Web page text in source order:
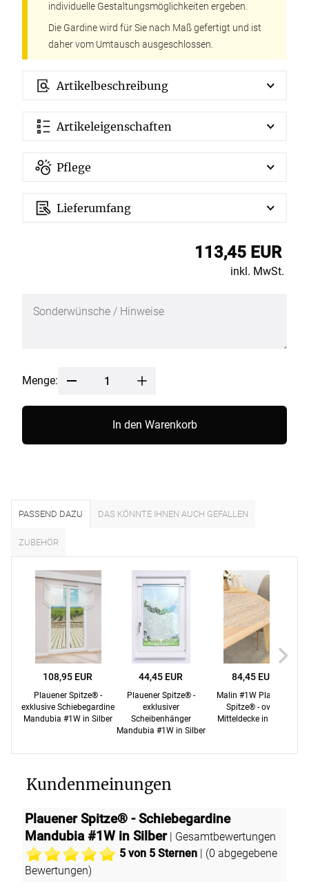
individuelle Gestaltungsmöglichkeiten ergeben.
Die Gardine wird für Sie nach Maß gefertigt und ist
daher vom Umtausch ausgeschlossen.
Artikelbeschreibung
Artikeleigenschaften
Pflege
Lieferumfang
113,45 EUR
inkl. MwSt.
Menge:
In den Warenkorb
PASSEND DAZU DAS KÖNNTE IHNEN AUCH GEFALLEN
ZUBEHÖR
108,95 EUR
Plauener Spitze® -
exklusive Schiebegardine
Mandubia #1W in Silber
44,45 EUR
Plauener Spitze® -
exklusiver
Scheibenhänger
Mandubia #1W in Silber
84,45 EUR
Malin #1W Plauener
Spitze® - ovale
Mitteldecke in Silber
Kundenmeinungen
Plauener Spitze® - Schiebegardine
Mandubia #1W in Silber| Gesamtbewertungen
5von 5 Sternen | (0 abgegebene
Bewertungen)